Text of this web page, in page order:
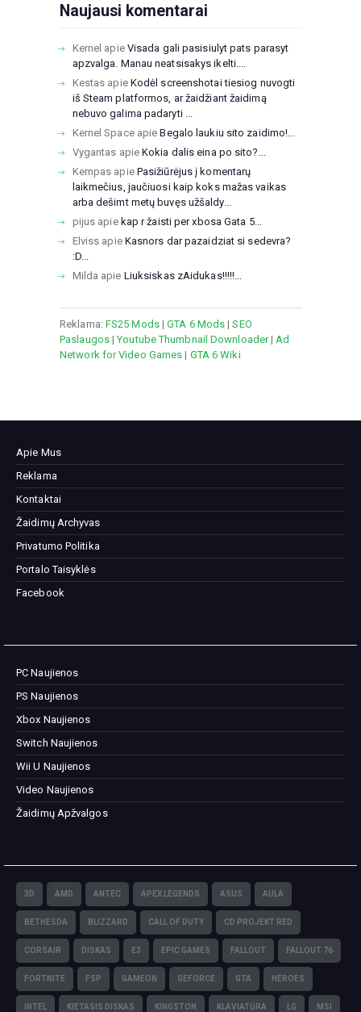
Naujausi komentarai
Kernel apie Visada gali pasisiulyt pats parasyt
apzvalga. Manau neatsisakys ikelti....
Kestas apie Kodėl screenshotai tiesiog nuvogti
iš Steam platformos, ar žaidžiant žaidimą
nebuvo galima padaryti ...
Kernel SpaceapieBegalo laukiu sito zaidimo!...
Vygantas apieKokia dalis eina po sito?...
Kempas apie Pasižiūrėjus į komentarų
laikmečius, jaučiuosi kaip koks mažas vaikas
arba dešimt metų buvęs užšaldy...
pijus apie kap r žaisti per xbosa Gata 5...
Elviss apie Kasnors dar pazaidziat si sedevra?
:D...
Milda apie Liuksiskas zAidukas!!!!!...
Reklama: FS25 Mods|GTA 6 Mods |SEO
Paslaugos|Youtube Thumbnail Downloader| Ad
Network for Video Games | GTA 6 Wiki
Apie Mus
Reklama
Kontaktai
Žaidimų Archyvas
Privatumo Politika
Portalo Taisyklės
Facebook
PC Naujienos
PS Naujienos
Xbox Naujienos
Switch Naujienos
Wii U Naujienos
Video Naujienos
Žaidimų Apžvalgos
3D AMD ANTEC APEX LEGENDS ASUS AULA
BETHESDA BLIZZARD CALL OF DUTY CD PROJEKT RED
CORSAIR DISKAS E3 EPIC GAMES FALLOUT FALLOUT 76
FORTNITE FSP GAMEON GEFORCE GTA HEROES
INTEL KIETASIS DISKAS KINGSTON KLAVIATŪRA LG MSI